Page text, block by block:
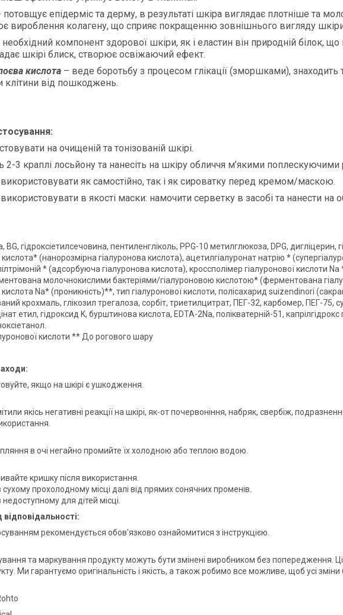
потовщує епідерміс та дерму, в результаті шкіра виглядає плотніше та
вироблення колагену, що сприяє покращенню зовнішнього вигляду
необхідний компонент здорової шкіри, як і еластин він природній білок,
шкірі блиск, створює освіжаючий ефект.
єва кислота – веде боротьбу з процесом глікації (зморшками), знаходить
клітини від пошкоджень.
:
на очищеній та тонізованій шкірі.
2-3 краплі лосьйону та нанесіть на шкіру обличчя м’якими
як самостійно, так і як сироватку перед кремом/маскою.
в якості маски: намочити серветку в засобі та нанести на
BG, гідроксіетилсечовина, пентиленгліколь, PPG-10 метилглюкоза, DPG, дигліцерин,
кислота* (нанорозмірна гіалуронова кислота), ацетилгіалуронат натрію *
* (адсорбуюча гіалуронова кислота), кроссполімер гіалуронової кислоти
молочнокислими бактеріями/гіалуроновою кислотою* (ферментована
кислота Na* (проникність)**, тип гіалуронової кислоти, полісахарид suizendinori
крохмаль, глікозил трегалоза, сорбіт, триетилцитрат, ПЕГ-32, карбомер, ПЕГ-75,
етил, гідроксид K, бурштинова кислота, EDTA-2Na, полікватерній-51,
кислоти ** До рогового шару
якщо на шкірі є ушкодження.
якісь негативні реакції на шкірі, як-от почервоніння, набряк, свербіж,
в очі негайно промийте їх холодною або теплою водою.
кришку після використання.
сухому прохолодному місці далі від прямих сонячних променів.
недоступному для дітей місці.
відповідальності:
рекомендується обов'язково ознайомитися з інструкцією.
та маркування продукту можуть бути змінені виробником без попередження. Ці
Ми гарантуємо оригінальність і якість, а також робимо все можливе, щоб усі